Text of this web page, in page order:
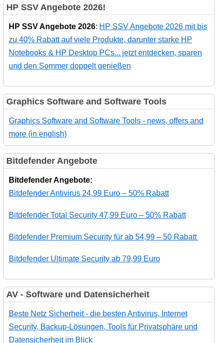
HP SSV Angebote 2026!
HP SSV Angebote 2026: HP SSV Angebote 2026 mit bis
zu 40% Rabatt auf viele Produkte, darunter starke HP
Notebooks & HP Desktop PCs... jetzt entdecken, sparen
und den Sommer doppelt genießen
Graphics Software and Software Tools
Graphics Software and Software Tools - news, offers and
more (in english)
Bitdefender Angebote
Bitdefender Angebote:
Bitdefender Antivirus 24,99 Euro – 50% Rabatt
Bitdefender Total Security 47,99 Euro – 50% Rabatt
Bitdefender Premium Security für ab 54,99 – 50 Rabatt
Bitdefender Ultimate Security ab 79,99 Euro
AV - Software und Datensicherheit
Beste Netz Sicherheit - die besten Antivirus, Internet
Security, Backup-Lösungen, Tools für Privatsphäre und
Datensicherheit im Blick